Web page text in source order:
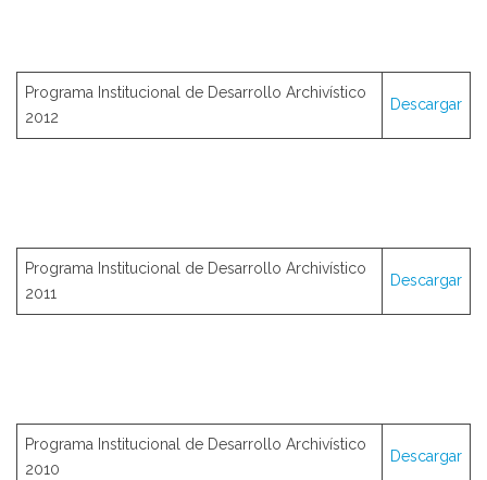
Programa Institucional de Desarrollo Archivístico
2012
Descargar
Programa Institucional de Desarrollo Archivístico
2011
Descargar
Programa Institucional de Desarrollo Archivístico
2010
Descargar